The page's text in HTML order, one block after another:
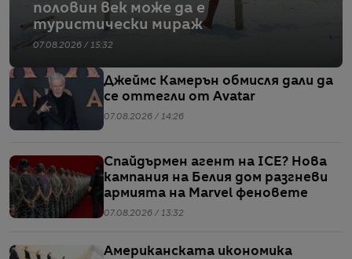
половин век може да е
туристически мираж
07.08.2026 / 15:32
Джеймс Камерън обмисля дали да
се оттегли от Avatar
07.08.2026 / 14:26
Спайдърмен агент на ICE? Нова
кампания на Белия дом разгневи
армията на Marvel феновете
07.08.2026 / 13:32
Американската икономика